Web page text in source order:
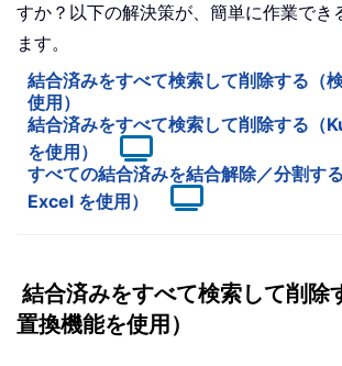
すか？以下の解決策が、簡単に作業でき
ます。
結合済みをすべて検索して削除する（
使用）
結合済みをすべて検索して削除する
を使用）
すべての結合済みを結合解除／分割す
Excel を使用）
結合済みをすべて検索して削除
置換機能を使用）